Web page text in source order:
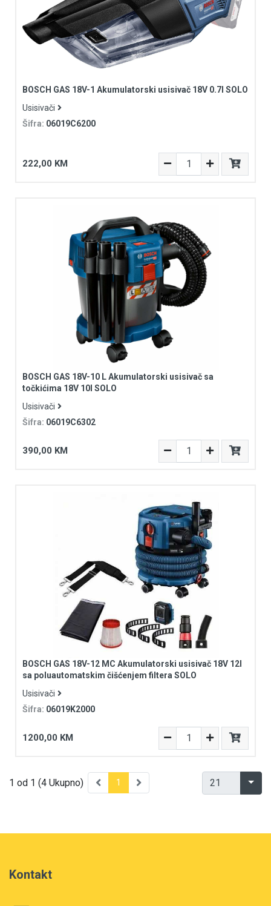
BOSCH GAS 18V-1 Akumulatorski usisivač 18V 0.7l SOLO
Usisivači
Šifra: 06019C6200
222,00 KM
BOSCH GAS 18V-10 L Akumulatorski usisivač sa
točkićima 18V 10l SOLO
Usisivači
Šifra: 06019C6302
390,00 KM
BOSCH GAS 18V-12 MC Akumulatorski usisivač 18V 12l
sa poluautomatskim čišćenjem filtera SOLO
Usisivači
Šifra: 06019K2000
1200,00 KM
1 od 1 (4 Ukupno) 1
Kontakt